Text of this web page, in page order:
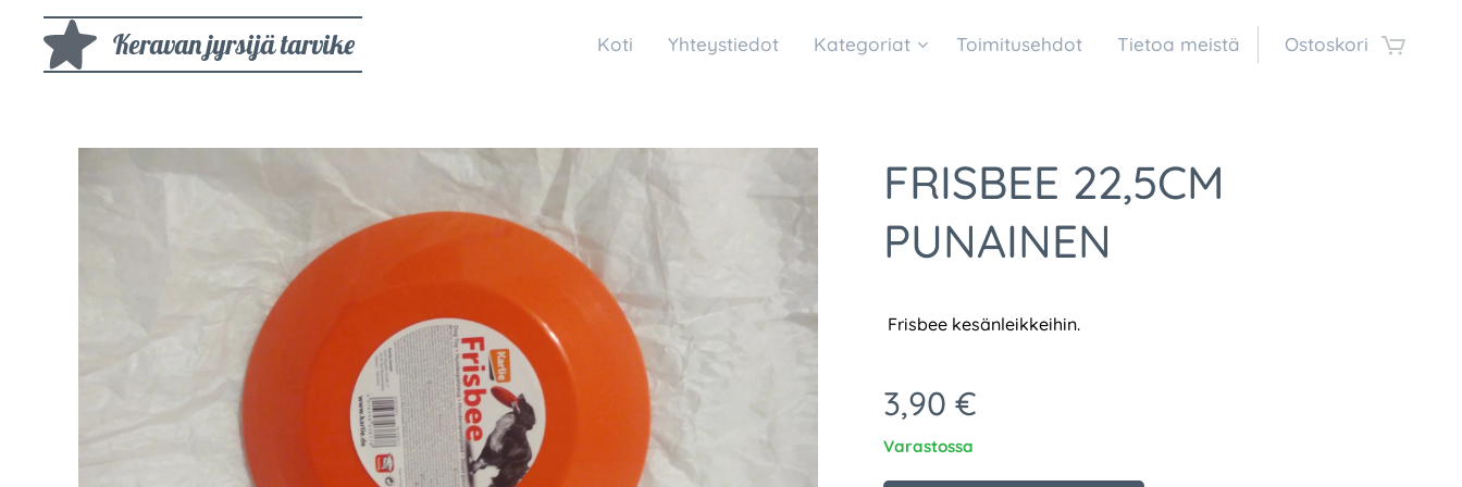
Keravan jyrsijä tarvike Koti Yhteystiedot Kategoriat Toimitusehdot Tietoa meistä Ostoskori
FRISBEE 22,5CM
PUNAINEN
Frisbee kesänleikkeihin.
3,90 €
Varastossa